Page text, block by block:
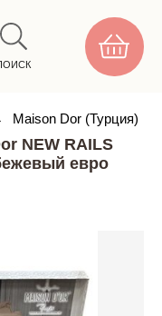
Maison Dor (Турция)
NEW RAILS
евро